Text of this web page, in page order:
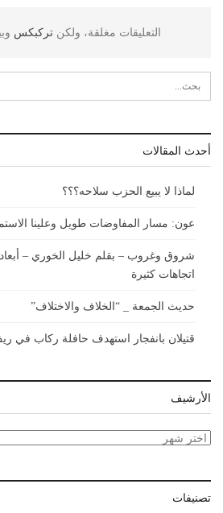
التعليقات مغلقة، ولكن تركبكس
أحدث المقالات
لماذا لا يبيع الحزب سلاحه؟؟؟
عون: مسار المفاوضات طويل وعلينا
شروق وغروب – بقلم خليل الخوري –
اتجاهات كثيرة
حديث الجمعة _ “الخلاف والاختلاف”
قتيلان بانفجار استهدف حافلة ركاب في
الأرشيف
الأرشيف
تصنيفات